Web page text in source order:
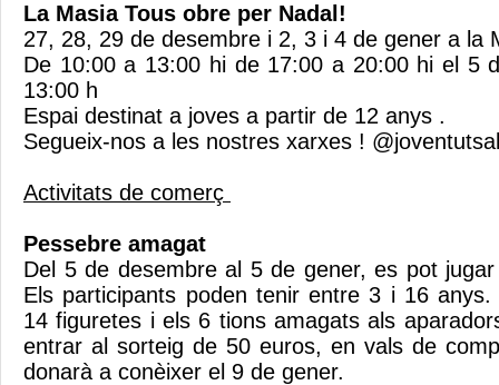
La Masia Tous obre per Nadal!
27, 28, 29 de desembre i 2, 3 i 4 de gener a la
De 10:00 a 13:00 hi de 17:00 a 20:00 hi el 5
13:00 h
Espai destinat a joves a partir de 12 anys .
Segueix-nos a les nostres xarxes !
Activitats de comerç
Pessebre amagat
Del 5 de desembre al 5 de gener, es pot
Els participants poden tenir entre 3 i 16
14 figuretes i els 6 tions amagats als
entrar al sorteig de 50 euros, en vals de
donarà a conèixer el 9 de gener.